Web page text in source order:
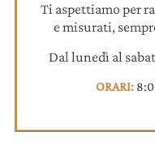
Ti aspettiamo per
e misurati,
Dal lunedì al
ORARI: